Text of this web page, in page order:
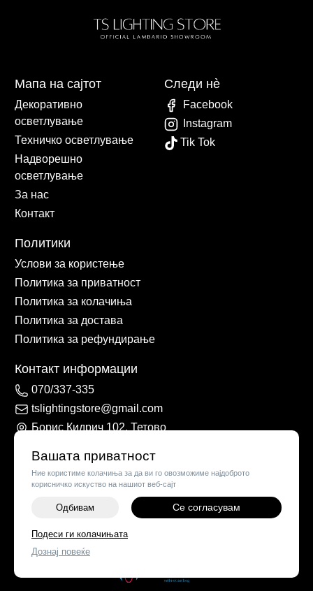
Вашата приватност
Ние користиме колачиња за да ви го овозможиме најдоброто
корисничко искуство на нашиот веб-сајт
Одбивам Се согласувам
Подеси ги колачињата
Дознај повеќе
Мапа на сајтот
Декоративно
осветлување
Техничко осветлување
Надворешно
осветлување
За нас
Контакт
Политики
Услови за користење
Политика за приватност
Политика за колачиња
Политика за достава
Политика за рефундирање
Контакт информации
070/337-335
tslightingstore@gmail.com
Борис Кидрич 102, Тетово
Следи нè
Facebook
Instagram
Tik Tok
©2026
Поставки за колачиња